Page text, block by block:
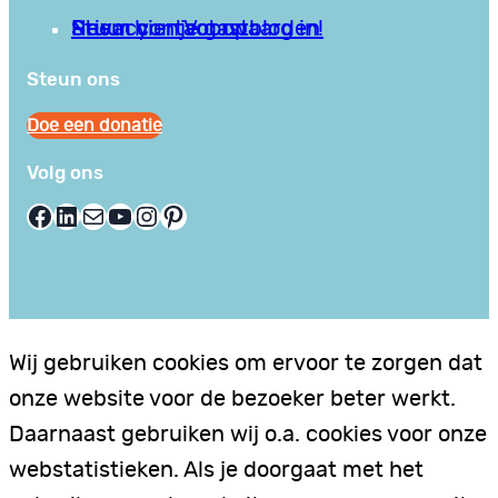
Privacy en Voorwaarden
Stuur hier je gastblog in!
Neem contact op
Steun ons
Doe een donatie
Volg ons
Facebook LinkedIn E-mail YouTube InstagramPinterest
Wij gebruiken cookies om ervoor te zorgen dat
onze website voor de bezoeker beter werkt.
Daarnaast gebruiken wij o.a. cookies voor onze
webstatistieken. Als je doorgaat met het